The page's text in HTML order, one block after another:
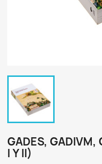
GADES, GADIVM,
I Y II)